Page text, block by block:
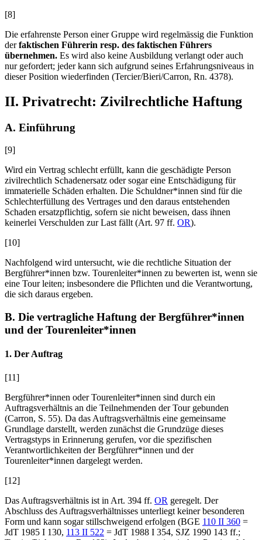
[8]
Die erfahrenste Person einer Gruppe wird regelmässig die Funktion
derfaktischen Führerin resp. des faktischen Führers
übernehmen. Es wird also keine Ausbildung verlangt oder auch
nur gefordert; jeder kann sich aufgrund seines Erfahrungsniveaus in
dieser Position wiederfinden (Tercier/Bieri/Carron, Rn. 4378).
II. Privatrecht: Zivilrechtliche Haftung
A. Einführung
[9]
Wird ein Vertrag schlecht erfüllt, kann die geschädigte Person
zivilrechtlich Schadenersatz oder sogar eine Entschädigung für
immaterielle Schäden erhalten. Die Schuldner*innen sind für die
Schlechterfüllung des Vertrages und den daraus entstehenden
Schaden ersatzpflichtig, sofern sie nicht beweisen, dass ihnen
keinerlei Verschulden zur Last fällt (Art. 97 ff. OR).
[10]
Nachfolgend wird untersucht, wie die rechtliche Situation der
Bergführer*innen bzw. Tourenleiter*innen zu bewerten ist, wenn sie
eine Tour leiten; insbesondere die Pflichten und die Verantwortung,
die sich daraus ergeben.
B. Die vertragliche Haftung der Bergführer*innen
und der Tourenleiter*innen
1. Der Auftrag
[11]
Bergführer*innen oder Tourenleiter*innen sind durch ein
Auftragsverhältnis an die Teilnehmenden der Tour gebunden
(Carron, S. 55). Da das Auftragsverhältnis eine gemeinsame
Grundlage darstellt, werden zunächst die Grundzüge dieses
Vertragstyps in Erinnerung gerufen, vor die spezifischen
Verantwortlichkeiten der Bergführer*innen und der
Tourenleiter*innen dargelegt werden.
[12]
Das Auftragsverhältnis ist in Art. 394 ff. OR geregelt. Der
Abschluss des Auftragsverhältnisses unterliegt keiner besonderen
Form und kann sogar stillschweigend erfolgen (BGE 110 II 360 =
JdT 1985 I 130, 113 II 522 = JdT 1988 I 354, SJZ 1990 143 ff.;